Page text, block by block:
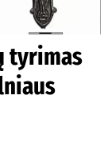
tyrimas